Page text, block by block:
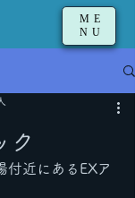
ME
NU
ク
付近にあるEXア